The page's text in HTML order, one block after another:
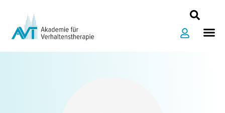
springen